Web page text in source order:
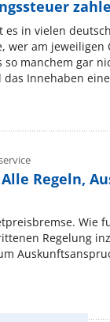
es in vielen
wer am jeweiligen
manchem gar
Innehaben
Regeln,
Wie
Regelung